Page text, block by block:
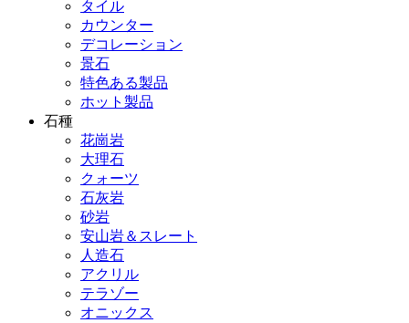
タイル
カウンター
デコレーション
景石
特色ある製品
ホット製品
石種
花崗岩
大理石
クォーツ
石灰岩
砂岩
安山岩＆スレート
人造石
アクリル
テラゾー
オニックス